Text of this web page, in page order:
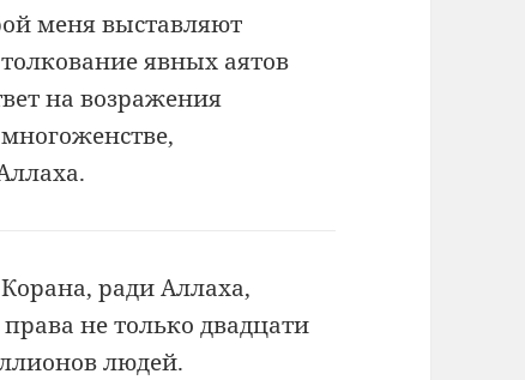
меня выставляют
явных аятов
на возражения
Корана, радиАллаха,
права не только двадцати
людей.